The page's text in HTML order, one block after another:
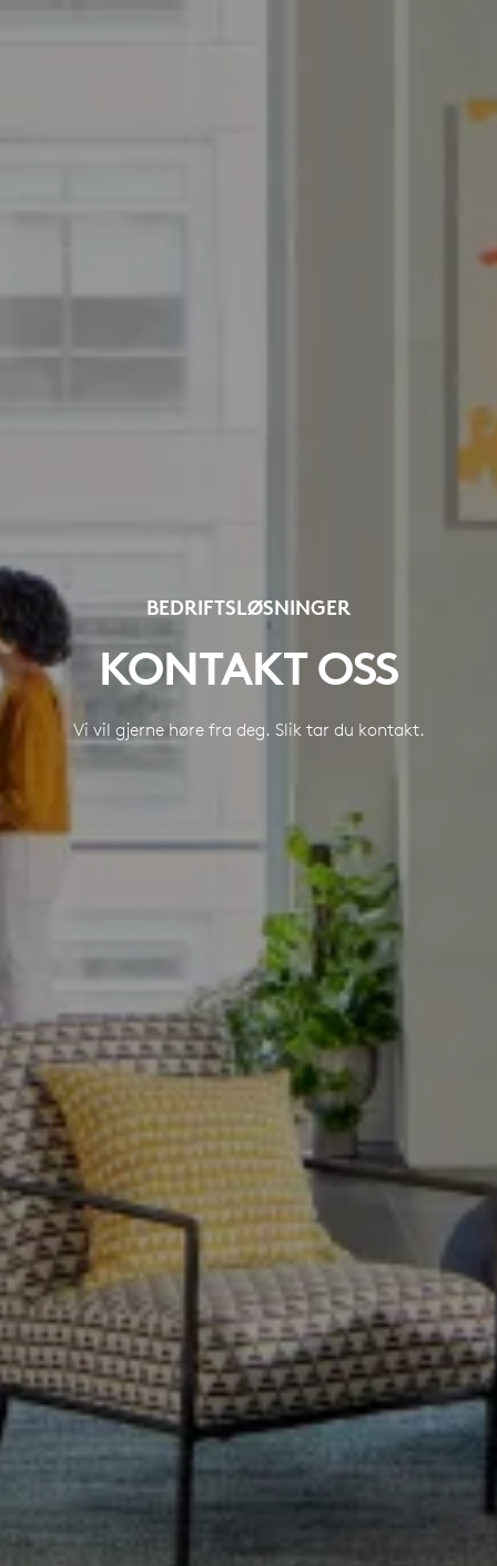
BEDRIFTSLØSNINGER
KONTAKT OSS
Vi vil gjerne høre fra deg. Slik tar du kontakt.